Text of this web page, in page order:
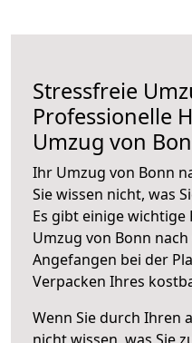
Stressfreie
Professionelle
Umzug von
Ihr Umzug von Bonn
Sie wissen nicht, was
Es gibt einige wichtige
Umzug von Bonn
Angefangen bei der
Verpacken Ihres
Wenn Sie durch Ihren